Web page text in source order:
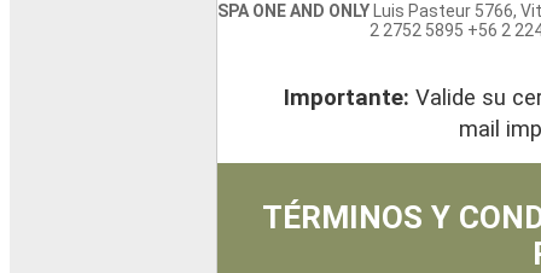
SPA ONE AND ONLY Luis Pasteur 5766,
2 2752 5895 +56 2
Importante: Valide su
mail
TÉRMINOS Y